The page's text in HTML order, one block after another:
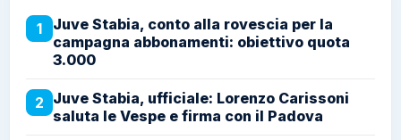
1
Juve Stabia, conto alla rovescia per la
campagna abbonamenti: obiettivo quota
3.000
2 Juve Stabia, ufficiale: Lorenzo Carissoni
saluta le Vespe e firma con il Padova